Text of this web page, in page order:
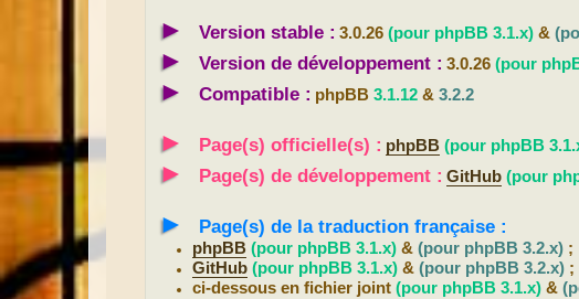
► Version stable : 3.0.26 (pour phpBB 3.1.x) &
►
Version de développement : 3.0.26 (pour
► Compatible : phpBB 3.1.12 & 3.2.2
► Page(s) officielle(s) : phpBB (pour phpBB
► Page(s) de développement : GitHub (pour
► Page(s) de la traduction française :
phpBB (pour phpBB 3.1.x) &(pour phpBB 3.2.x) ;
GitHub (pour phpBB 3.1.x) &(pour phpBB 3.2.x) ;
ci-dessous en fichier joint(pour phpBB 3.1.x) &